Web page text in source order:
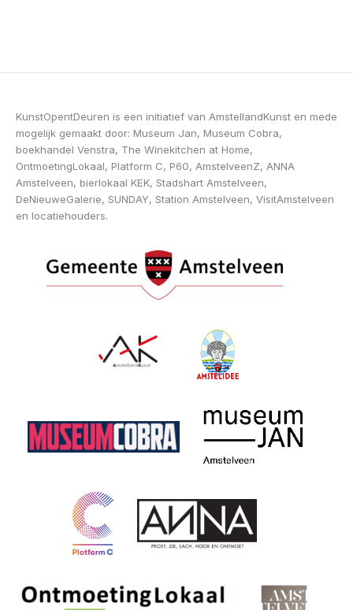
KunstOpentDeuren is een initiatief van AmstellandKunst en mede
mogelijk gemaakt door: Museum Jan, Museum Cobra,
boekhandel Venstra, The Winekitchen at Home,
OntmoetingLokaal, Platform C, P60, AmstelveenZ, ANNA
Amstelveen, bierlokaal KEK, Stadshart Amstelveen,
DeNieuweGalerie, SUNDAY, Station Amstelveen, VisitAmstelveen
en locatiehouders.